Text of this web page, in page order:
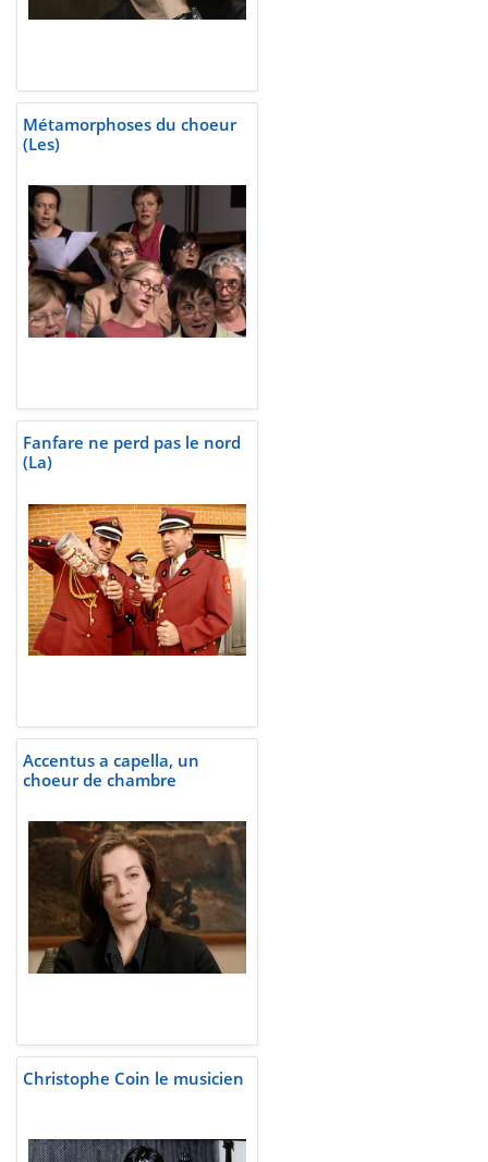
Métamorphoses du choeur
(Les)
Fanfare ne perd pas le nord
(La)
Accentus a capella, un
choeur de chambre
Christophe Coin le musicien